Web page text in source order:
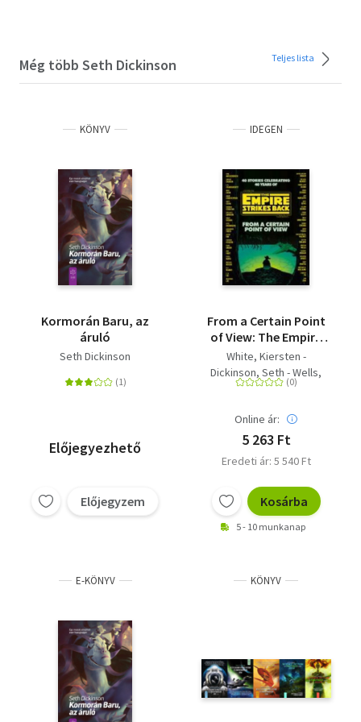
Még több Seth Dickinson Teljes lista
KÖNYV
Kormorán Baru, az
áruló
Seth Dickinson
Előjegyezhető
Előjegyzem
IDEGEN
From a Certain Point
of View: The Empire
Strikes Back (Star
Wars)
White, Kiersten -
Dickinson, Seth - Wells,
Martha - Kuang, R. F. -
Online ár:
5 263 Ft
Eredeti ár: 5 540 Ft
Kosárba
5 - 10 munkanap
E-KÖNYV KÖNYV